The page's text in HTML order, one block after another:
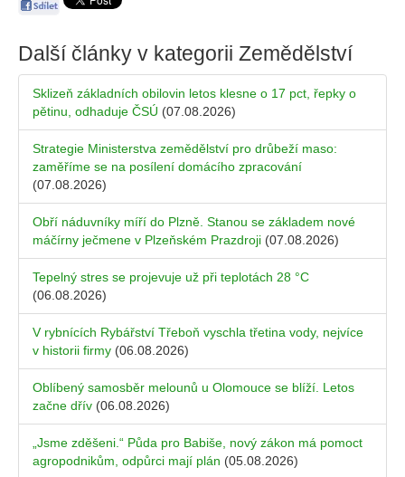
Další články v kategorii Zemědělství
Sklizeň základních obilovin letos klesne o 17 pct, řepky o
pětinu, odhaduje ČSÚ (07.08.2026)
Strategie Ministerstva zemědělství pro drůbeží maso:
zaměříme se na posílení domácího zpracování
(07.08.2026)
Obří náduvníky míří do Plzně. Stanou se základem nové
máčírny ječmene v Plzeňském Prazdroji (07.08.2026)
Tepelný stres se projevuje už při teplotách 28 °C
(06.08.2026)
V rybnících Rybářství Třeboň vyschla třetina vody, nejvíce
v historii firmy (06.08.2026)
Oblíbený samosběr melounů u Olomouce se blíží. Letos
začne dřív (06.08.2026)
„Jsme zděšeni.“ Půda pro Babiše, nový zákon má pomoct
agropodnikům, odpůrci mají plán (05.08.2026)